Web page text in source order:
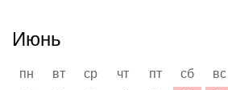
Июнь
пн вт ср чт пт сб
вс